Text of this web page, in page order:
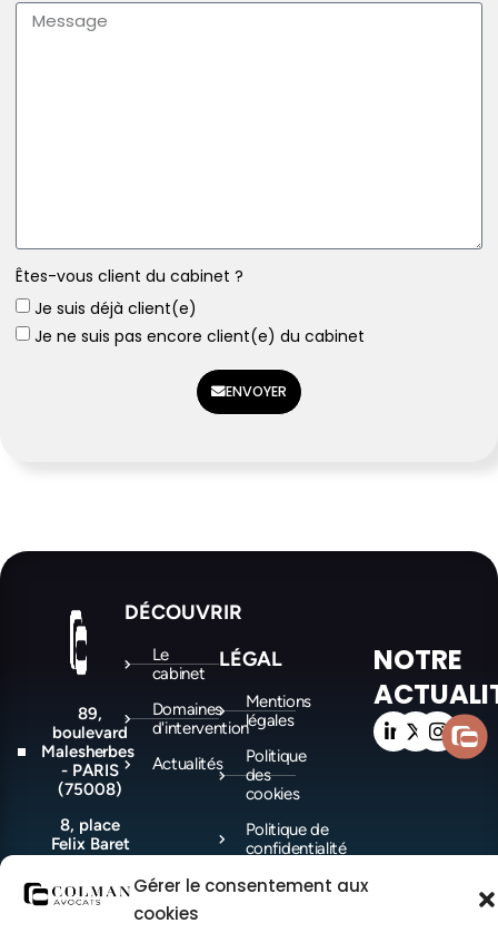
Gérer le consentement aux
cookies
Êtes-vous client du cabinet ?
Je suis déjà client(e)
Je ne suis pas encore client(e) du cabinet
ENVOYER
89,
boulevard
Malesherbes
- PARIS
(75008)
8, place
Felix Baret
MARSEILLE
(13006)
DÉCOUVRIR
Le
cabinet
Domaines
d'intervention
Actualités
LÉGAL
Mentions
légales
Politique
des
cookies
Politique de
confidentialité
NOTRE